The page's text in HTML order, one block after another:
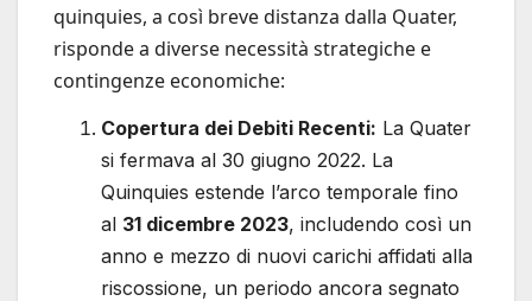
quinquies, a così breve distanza dalla Quater,
risponde a diverse necessità strategiche e
contingenze economiche:
Copertura dei Debiti Recenti: La Quater
si fermava al 30 giugno 2022. La
Quinquies estende l’arco temporale fino
al 31 dicembre 2023, includendo così un
anno e mezzo di nuovi carichi affidati alla
riscossione, un periodo ancora segnato